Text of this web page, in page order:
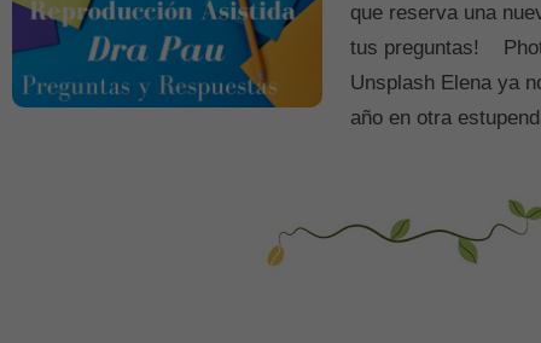
que reserva una
tus preguntas!
Unsplash Elena ya
año en otra